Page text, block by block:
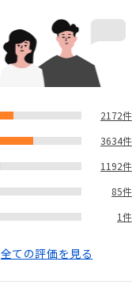
2172件
3634件
1192件
85件
1件
全ての評価を見る